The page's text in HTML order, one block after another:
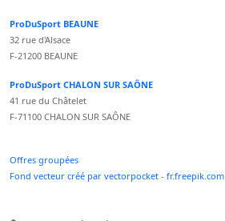
ProDuSport BEAUNE
32 rue d'Alsace
F-21200 BEAUNE
ProDuSport CHALON SUR SAÔNE
41 rue du Châtelet
F-71100 CHALON SUR SAÔNE
Offres groupées
Fond vecteur créé par vectorpocket - fr.freepik.com